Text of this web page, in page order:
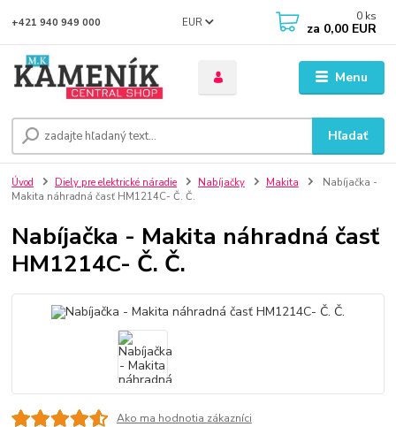
Menu
EUR
Hľadať
+421 940 949 000 0 ks
za 0,00 EUR
Úvod Diely pre elektrické náradie Nabíjačky Makita
Nabíjačka -
Makita náhradná časť HM1214C- Č. Č.
Nabíjačka - Makita náhradná časť
HM1214C- Č. Č.
Ako ma hodnotia zákazníci